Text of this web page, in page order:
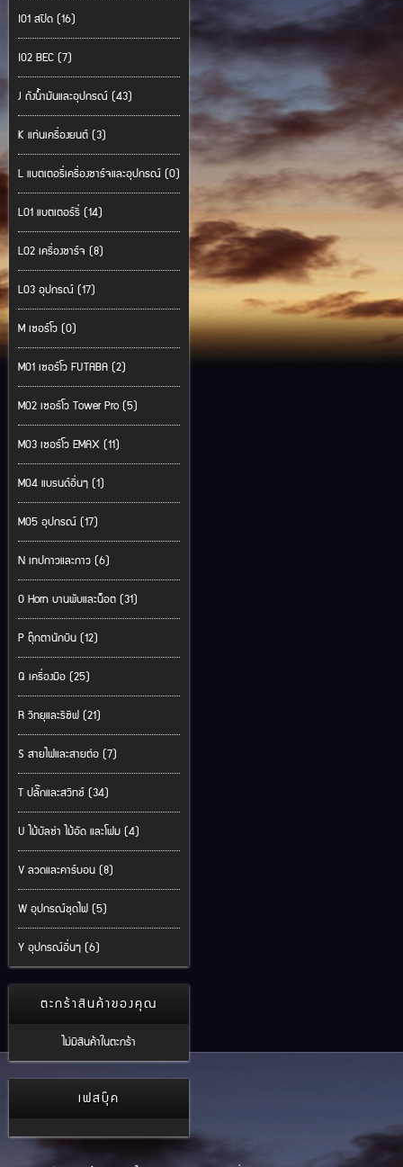
I01 สปีด (16)
I02 BEC (7)
J ถังน้ำมันและอุปกรณ์ (43)
K แท่นเครื่องยนต์ (3)
L แบตเตอรี่เครื่องชาร์จและอุปกรณ์ (0)
L01 แบตเตอร์รี่ (14)
L02 เครื่องชาร์จ (8)
L03 อุปกรณ์ (17)
M เซอร์โว (0)
M01 เซอร์โว FUTABA (2)
M02 เซอร์โว Tower Pro (5)
M03 เซอร์โว EMAX (11)
M04 แบรนด์อื่นๆ (1)
M05 อุปกรณ์ (17)
N เทปกาวและกาว (6)
O Horn บานพับและน็อต (31)
P ตุ๊กตานักบิน (12)
Q เครื่องมือ (25)
R วิทยุและรีซีฟ (21)
S สายไฟและสายต่อ (7)
T ปลั๊กและสวิทช์ (34)
U ไม้บัลซ่า ไม้อัด และโฟม (4)
V ลวดและคาร์บอน (8)
W อุปกรณ์ชุดไฟ (5)
Y อุปกรณ์อื่นๆ (6)
ตะกร้าสินค้าของคุณ
ไม่มีสินค้าในตะกร้า
เฟสบุ๊ค